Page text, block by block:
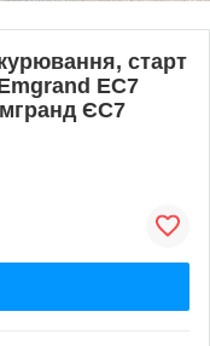
старт
EC7
ЄС7